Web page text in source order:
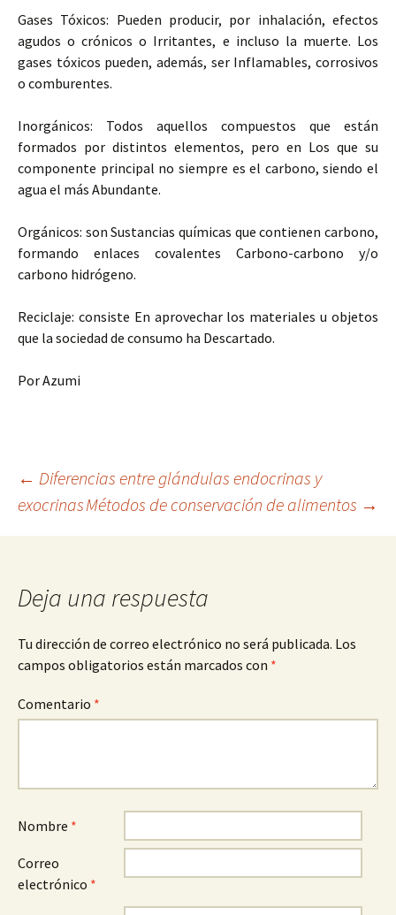
Gases Tóxicos: Pueden producir, por inhalación, efectos
agudos o crónicos o Irritantes, e incluso la muerte. Los
gases tóxicos pueden, además, ser Inflamables, corrosivos
o comburentes.
Inorgánicos: Todos aquellos compuestos que están
formados por distintos elementos, pero en Los que su
componente principal no siempre es el carbono, siendo el
agua el más Abundante.
Orgánicos: son Sustancias químicas que contienen carbono,
formando enlaces covalentes Carbono-carbono y/o
carbono hidrógeno.
Reciclaje: consiste En aprovechar los materiales u objetos
que la sociedad de consumo ha Descartado.
Por Azumi
Navegación
de
entradas
← Diferencias entre glándulas endocrinas y
exocrinasMétodos de conservación de alimentos →
Deja una respuesta
Tu dirección de correo electrónico no será publicada. Los
campos obligatorios están marcados con *
Comentario *
Nombre *
Correo
electrónico *